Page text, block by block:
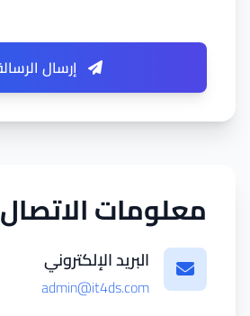
معلومات الاتصال
البريد الإلكتروني
admin@it4ds.com